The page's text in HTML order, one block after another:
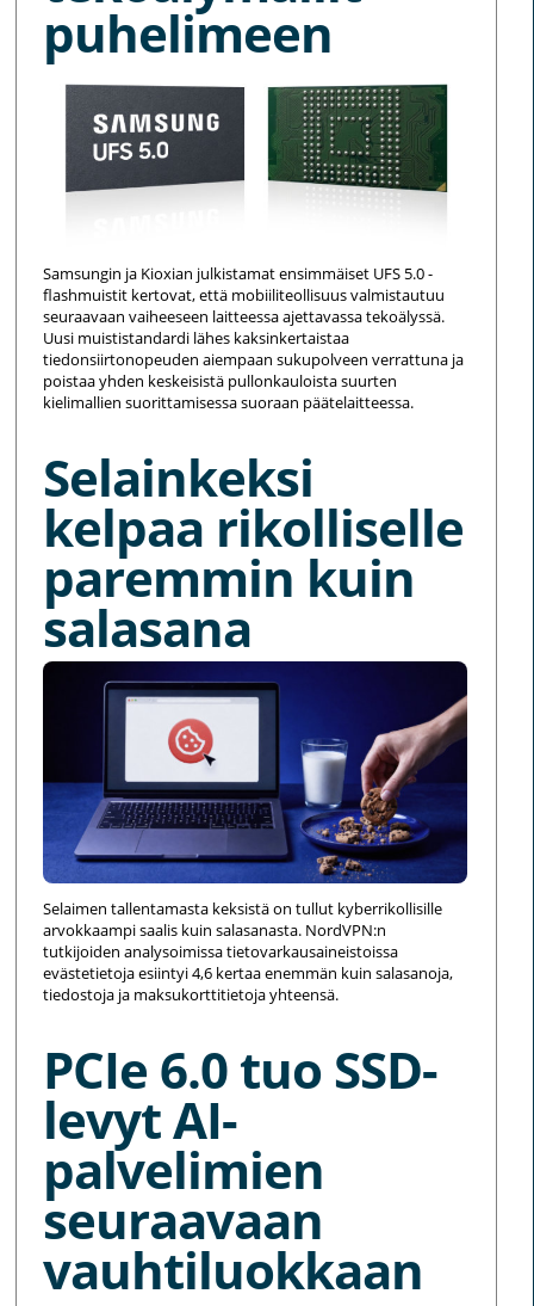
puhelimeen
Samsungin ja Kioxian julkistamat ensimmäiset UFS 5.0 -
flashmuistit kertovat, että mobiiliteollisuus valmistautuu
seuraavaan vaiheeseen laitteessa ajettavassa tekoälyssä.
Uusi muististandardi lähes kaksinkertaistaa
tiedonsiirtonopeuden aiempaan sukupolveen verrattuna ja
poistaa yhden keskeisistä pullonkauloista suurten
kielimallien suorittamisessa suoraan päätelaitteessa.
Selainkeksi
kelpaa rikolliselle
paremmin kuin
salasana
Selaimen tallentamasta keksistä on tullut kyberrikollisille
arvokkaampi saalis kuin salasanasta. NordVPN:n
tutkijoiden analysoimissa tietovarkausaineistoissa
evästetietoja esiintyi 4,6 kertaa enemmän kuin salasanoja,
tiedostoja ja maksukorttitietoja yhteensä.
PCIe 6.0 tuo SSD-
levyt AI-
palvelimien
seuraavaan
vauhtiluokkaan